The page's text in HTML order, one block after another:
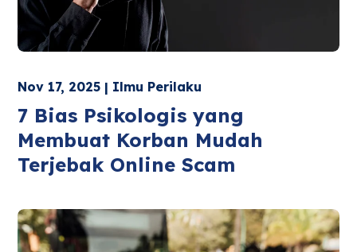
Nov 17, 2025 | Ilmu Perilaku
7 Bias Psikologis yang
Membuat Korban Mudah
Terjebak Online Scam